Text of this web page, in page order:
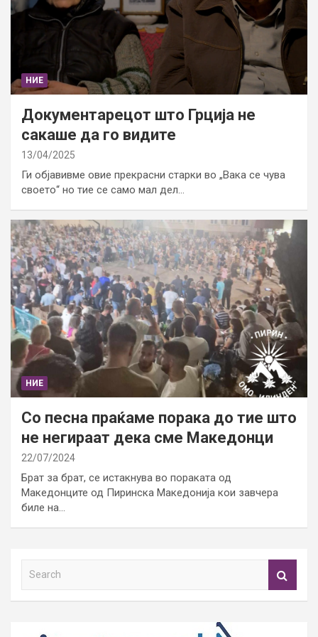
НИЕ
Документарецот што Грција не
сакаше да го видите
13/04/2025
Ги објавивме овие прекрасни старки во „Вака се чува
своето“ но тие се само мал дел…
НИЕ
Со песна праќаме порака до тие што
не негираат дека сме Македонци
22/07/2024
Брат за брат, се истакнува во пораката од
Македонците од Пиринска Македонија кои завчера
биле на…